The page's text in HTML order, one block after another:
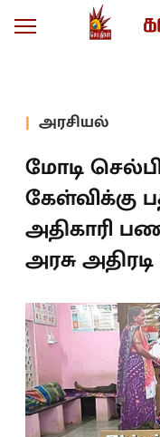
அரசியல்
மோடி
கேள்விக்கு
அதிகாரி
அரசு அதிரடி